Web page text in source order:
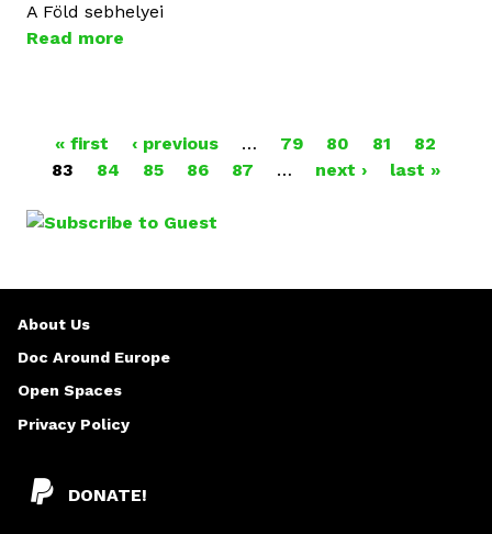
A Föld sebhelyei
Read more
t
e
F
e
H
A
G
S
« first ‹ previous … 79 80 81
82
83
84 85 86 87 … next › last »
DONATE!
About Us
Doc Around Europe
Open Spaces
Privacy Policy